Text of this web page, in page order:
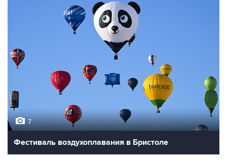
7
Фестиваль воздухоплавания в Бристоле